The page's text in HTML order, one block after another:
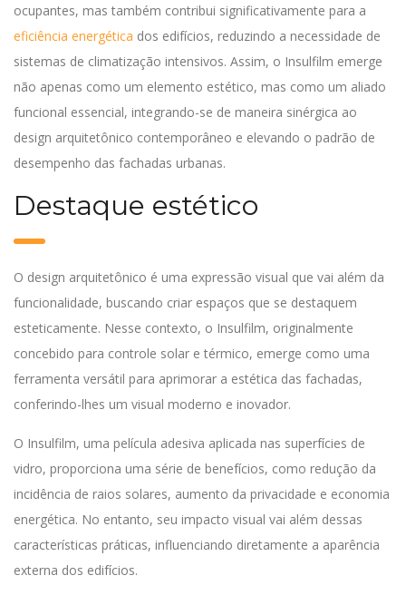
ocupantes, mas também contribui significativamente para a
eficiência energética dos edifícios, reduzindo a necessidade de
sistemas de climatização intensivos. Assim, o Insulfilm emerge
não apenas como um elemento estético, mas como um aliado
funcional essencial, integrando-se de maneira sinérgica ao
design arquitetônico contemporâneo e elevando o padrão de
desempenho das fachadas urbanas.
Destaque estético
O design arquitetônico é uma expressão visual que vai além da
funcionalidade, buscando criar espaços que se destaquem
esteticamente. Nesse contexto, o Insulfilm, originalmente
concebido para controle solar e térmico, emerge como uma
ferramenta versátil para aprimorar a estética das fachadas,
conferindo-lhes um visual moderno e inovador.
O Insulfilm, uma película adesiva aplicada nas superfícies de
vidro, proporciona uma série de benefícios, como redução da
incidência de raios solares, aumento da privacidade e economia
energética. No entanto, seu impacto visual vai além dessas
características práticas, influenciando diretamente a aparência
externa dos edifícios.